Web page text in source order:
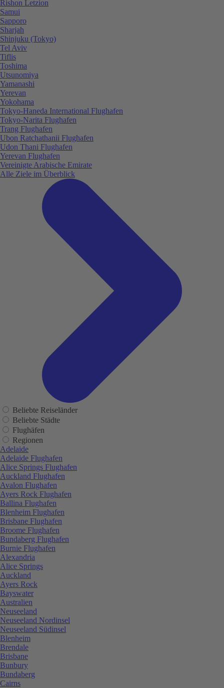
Rishon Letzion
Samui
Sapporo
Sharjah
Shinjuku (Tokyo)
Tel Aviv
Tiflis
Toshima
Utsunomiya
Yamanashi
Yerevan
Yokohama
Tokyo-Haneda International Flughafen
Tokyo-Narita Flughafen
Trang Flughafen
Ubon Ratchathanii Flughafen
Udon Thani Flughafen
Yerevan Flughafen
Vereinigte Arabische Emirate
Alle Ziele im Überblick
Beliebte Reiseländer
Beliebte Städte
Flughäfen
Regionen
Adelaide
Adelaide Flughafen
Alice Springs Flughafen
Auckland Flughafen
Avalon Flughafen
Ayers Rock Flughafen
Ballina Flughafen
Blenheim Flughafen
Brisbane Flughafen
Broome Flughafen
Bundaberg Flughafen
Burnie Flughafen
Alexandria
Alice Springs
Auckland
Ayers Rock
Bayswater
Australien
Neuseeland
Neuseeland Nordinsel
Neuseeland Südinsel
Blenheim
Brendale
Brisbane
Bunbury
Bundaberg
Cairns